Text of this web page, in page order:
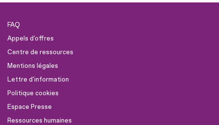
FAQ
Appels d'offres
Centre de ressources
Mentions légales
Lettre d'information
Politique cookies
Espace Presse
Ressources humaines